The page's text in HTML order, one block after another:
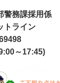
警務課採用係
トライン
～17:45)